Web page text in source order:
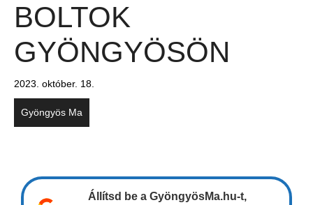
BOLTOK
GYÖNGYÖSÖN
2023. október. 18.
Gyöngyös Ma
Állítsd be a GyöngyösMa.hu-t,